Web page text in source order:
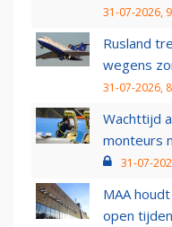
31-07-2026,
Rusland
wegens
31-07-2026,
Wachttijd
monteurs
31-07-
MAA
open